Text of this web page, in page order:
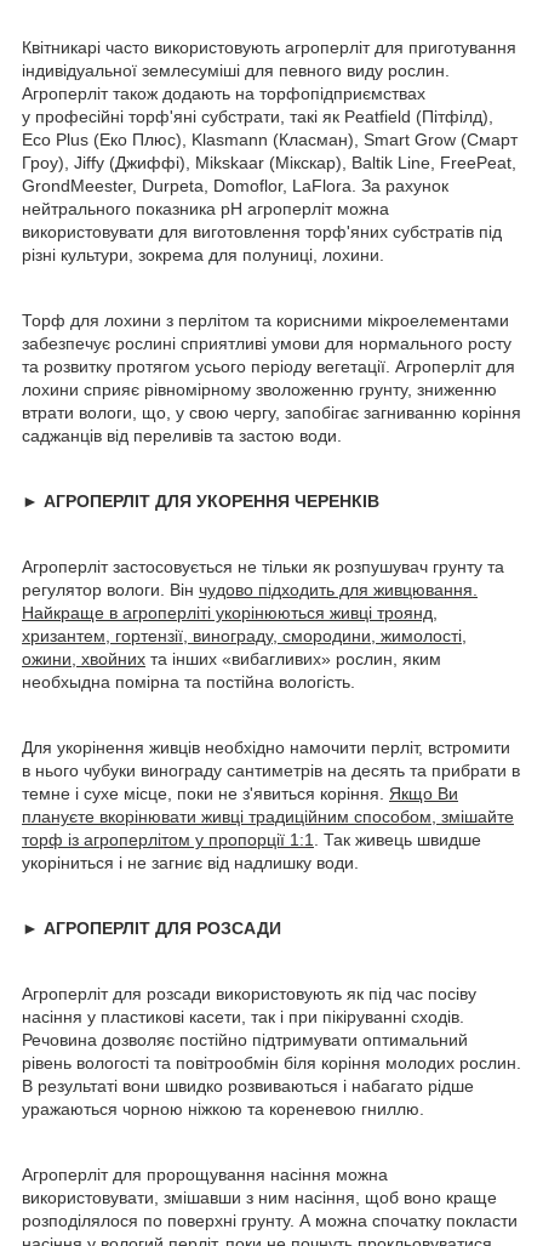
Квітникарі часто використовують агроперліт для приготування
індивідуальної землесуміші для певного виду рослин.
Агроперліт також додають на торфопідприємствах
у професійні торф'яні субстрати, такі як Peatfield (Пітфілд),
Eco Plus (Еко Плюс), Klasmann (Класман), Smart Grow (Смарт
Гроу), Jiffy (Джиффі), Mikskaar (Мікскар), Baltik Line, FreePeat,
GrondMeester, Durpeta, Domoflor, LaFlora. За рахунок
нейтрального показника pH агроперліт можна
використовувати для виготовлення торф'яних субстратів під
різні культури, зокрема для полуниці, лохини.
Торф для лохини з перлітом та корисними мікроелементами
забезпечує рослині сприятливі умови для нормального росту
та розвитку протягом усього періоду вегетації. Агроперліт для
лохини сприяє рівномірному зволоженню грунту, зниженню
втрати вологи, що, у свою чергу, запобігає загниванню коріння
саджанців від переливів та застою води.
► АГРОПЕРЛІТ ДЛЯ УКОРЕННЯ ЧЕРЕНКІВ
Агроперліт застосовується не тільки як розпушувач грунту та
регулятор вологи. Він чудово підходить для живцювання.
Найкраще в агроперліті укорінюються живці троянд,
хризантем, гортензії, винограду, смородини, жимолості,
ожини, хвойних та інших «вибагливих» рослин, яким
необхыдна помірна та постійна вологість.
Для укорінення живців необхідно намочити перліт, встромити
в нього чубуки винограду сантиметрів на десять та прибрати в
темне і сухе місце, поки не з'явиться коріння. Якщо Ви
плануєте вкорінювати живці традиційним способом, змішайте
торф із агроперлітом у пропорції 1:1
. Так живець швидше
укоріниться і не загниє від надлишку води.
► АГРОПЕРЛІТ ДЛЯ РОЗСАДИ
Агроперліт для розсади використовують як під час посіву
насіння у пластикові касети, так і при пікіруванні сходів.
Речовина дозволяє постійно підтримувати оптимальний
рівень вологості та повітрообмін біля коріння молодих рослин.
В результаті вони швидко розвиваються і набагато рідше
уражаються чорною ніжкою та кореневою гниллю.
Агроперліт для пророщування насіння можна
використовувати, змішавши з ним насіння, щоб воно краще
розподілялося по поверхні грунту. А можна спочатку покласти